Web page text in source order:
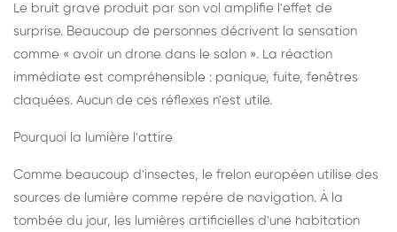
Le bruit grave produit par son vol amplifie l'effet de
surprise. Beaucoup de personnes décrivent la sensation
comme « avoir un drone dans le salon ». La réaction
immédiate est compréhensible : panique, fuite, fenêtres
claquées. Aucun de ces réflexes n'est utile.
Pourquoi la lumière l'attire
Comme beaucoup d'insectes, le frelon européen utilise des
sources de lumière comme repère de navigation. À la
tombée du jour, les lumières artificielles d'une habitation